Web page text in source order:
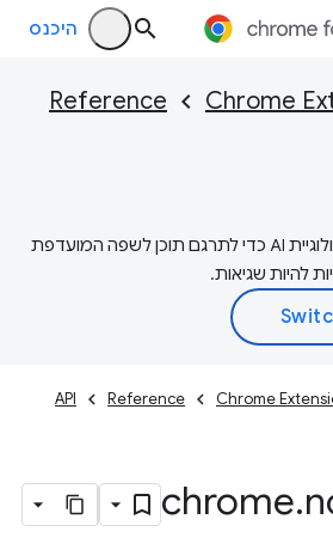
היכנס
Chrome
Reference
‫Google משתמשת בטכנולוגיית AI כדי לתרגם תוכן לשפה המועדפת
להיות שגיאות.
Chrome
Reference
API
chrome.